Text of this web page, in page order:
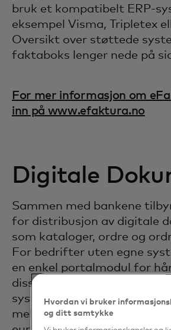
bruk et kompatibelt ERP-
eksempel Visma, Tripletex
Oversikt over støttede
faktaboks lenger nede på
For mer informasjon om
inn på www.efaktura.no
Digitale
Sammen med bankene
for distribusjon av digitale
som kataloger, ordre og
For bedrifter uten egne
en enkel portalmodul for
disse dokumentene. For de
systemer, støtter vi
meldinger til alle norske
Hvordan vi bruker
og ditt samtykke